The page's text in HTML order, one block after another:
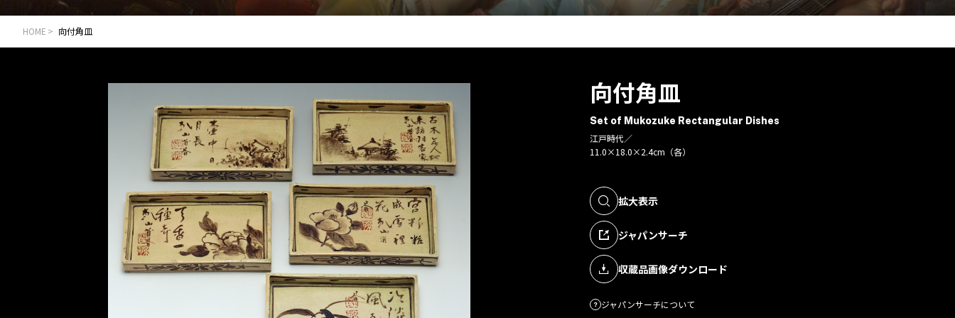
HOME 向付角皿
向付角皿
Set of Mukozuke Rectangular Dishes
江戸時代／
11.0×18.0×2.4cm（各）
拡大表示
ジャパンサーチ
収蔵品画像ダウンロード
ジャパンサーチについて